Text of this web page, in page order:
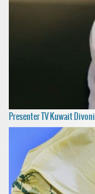
Presenter TV Kuwait